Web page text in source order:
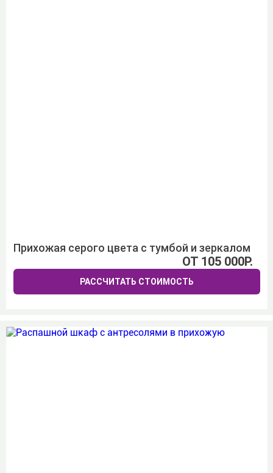
Прихожая серого цвета с тумбой и зеркалом
ОТ 105 000Р.
РАССЧИТАТЬ СТОИМОСТЬ